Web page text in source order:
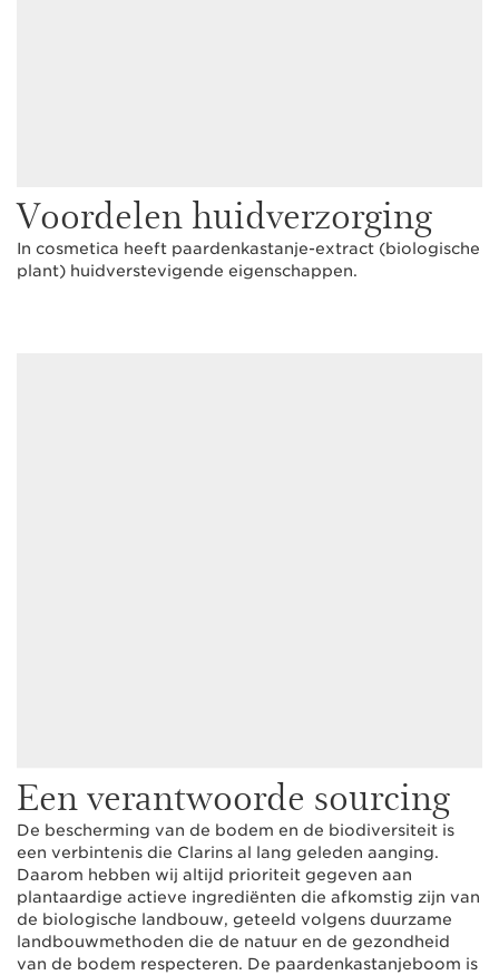
Voordelen huidverzorging
In cosmetica heeft paardenkastanje-extract (biologische
plant) huidverstevigende eigenschappen.
Een verantwoorde sourcing
De bescherming van de bodem en de biodiversiteit is
een verbintenis die Clarins al lang geleden aanging.
Daarom hebben wij altijd prioriteit gegeven aan
plantaardige actieve ingrediënten die afkomstig zijn van
de biologische landbouw, geteeld volgens duurzame
landbouwmethoden die de natuur en de gezondheid
van de bodem respecteren. De paardenkastanjeboom is